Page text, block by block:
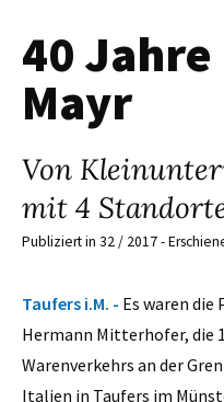
40
Mayr
Von
mit 4
Publiziert in 32 / 2017 -
Taufers i.M. - Es waren die
Hermann ­Mitterhofer, die
Warenverkehrs an der
Italien in Taufers im